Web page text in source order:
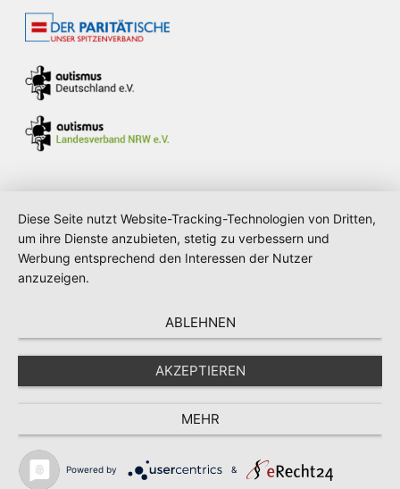
Verwendung von Cookies: Um unsere
Webseite für Sie optimal zu gestalten und
verwenden wir Cookies. Durch die weitere
Nutzung der Webseite stimmen Sie der
Verwendung von Cookies zu. Weitere
Informationen zu Cookies erhalten Sie in
Diese Seite nutzt Website-Tracking-Technologien von Dritten,
um ihre Dienste anzubieten, stetig zu verbessern und
Werbung entsprechend den Interessen der Nutzer
anzuzeigen.
ABLEHNEN
AKZEPTIEREN
MEHR
Powered by &